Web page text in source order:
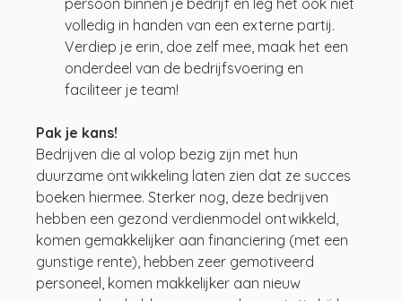
volledig in handen van een externe partij.
Verdiep je erin, doe zelf mee, maak het een
onderdeel van de bedrijfsvoering en
faciliteer je team!
Pak je kans!
Bedrijven die al volop bezig zijn met hun
duurzame ontwikkeling laten zien dat ze succes
boeken hiermee. Sterker nog, deze bedrijven
hebben een gezond verdienmodel ontwikkeld,
komen gemakkelijker aan financiering (met een
gunstige rente), hebben zeer gemotiveerd
personeel, komen makkelijker aan nieuw